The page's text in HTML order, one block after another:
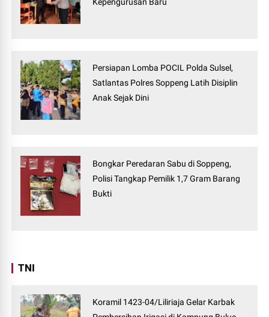
Kepengurusan Baru
Persiapan Lomba POCIL Polda Sulsel,
Satlantas Polres Soppeng Latih Disiplin
Anak Sejak Dini
Bongkar Peredaran Sabu di Soppeng,
Polisi Tangkap Pemilik 1,7 Gram Barang
Bukti
TNI
Koramil 1423-04/Liliriaja Gelar Karbak